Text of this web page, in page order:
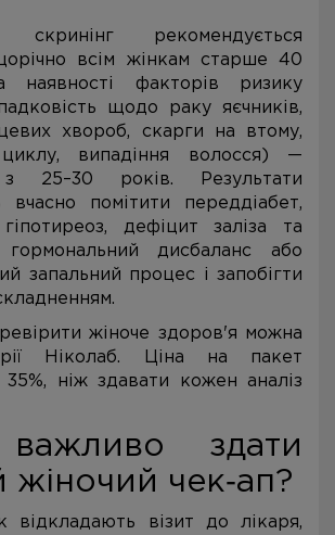
скринінг рекомендується
всім жінкам старше 40
наявності факторів ризику
щодо раку яєчників,
хвороб, скарги на втому,
випадіння волосся) —
з 25–30 років. Результати
вчасно помітити переддіабет,
дефіцит заліза та
гормональний дисбаланс або
запальний процес і запобігти
жіноче здоров'я можна
Ніколаб. Ціна на пакет
ніж здавати кожен аналіз
здати
жіночий чек‑ап?
відкладають візит до лікаря,